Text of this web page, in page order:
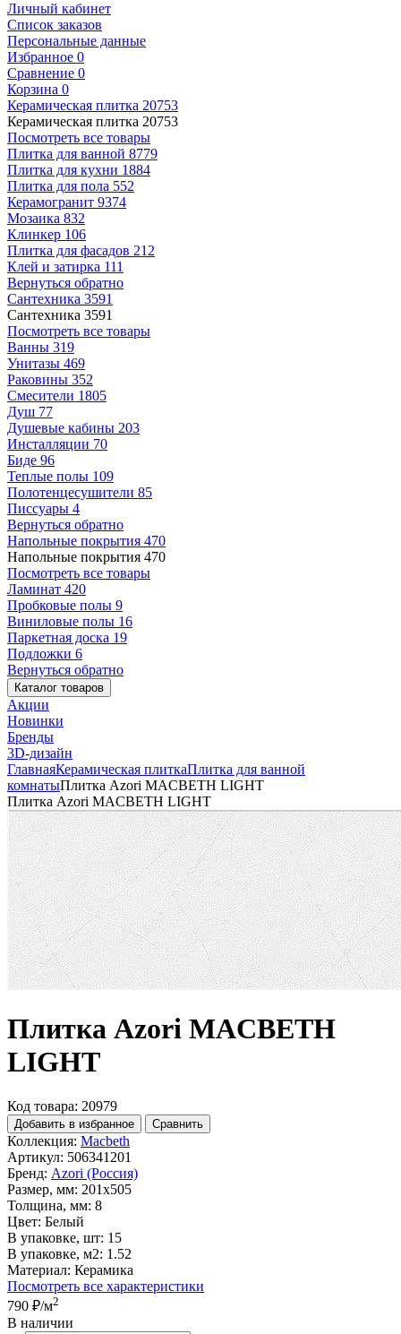
Личный кабинет
Список заказов
Персональные данные
Избранное 0
Сравнение 0
Корзина 0
Керамическая плитка 20753
Керамическая плитка 20753
Посмотреть все товары
Плитка для ванной 8779
Плитка для кухни 1884
Плитка для пола 552
Керамогранит 9374
Мозаика 832
Клинкер 106
Плитка для фасадов 212
Клей и затирка 111
Вернуться обратно
Сантехника 3591
Сантехника 3591
Посмотреть все товары
Ванны 319
Унитазы 469
Раковины 352
Смесители 1805
Душ 77
Душевые кабины 203
Инсталляции 70
Биде 96
Теплые полы 109
Полотенцесушители 85
Писсуары 4
Вернуться обратно
Напольные покрытия 470
Напольные покрытия 470
Посмотреть все товары
Ламинат 420
Пробковые полы 9
Виниловые полы 16
Паркетная доска 19
Подложки 6
Вернуться обратно
Каталог товаров
Акции
Новинки
Бренды
3D-дизайн
ГлавнаяКерамическая плиткаПлитка для ванной
комнатыПлитка Azori MACBETH LIGHT
Плитка Azori MACBETH LIGHT
Плитка Azori MACBETH
LIGHT
Код товара: 20979
Добавить в избранное Сравнить
Коллекция: Macbeth
Артикул: 506341201
Бренд: Azori (Россия)
Размер, мм: 201x505
Толщина, мм: 8
Цвет: Белый
В упаковке, шт: 15
В упаковке, м2: 1.52
Материал: Керамика
Посмотреть все характеристики
790 ₽/м2
В наличии